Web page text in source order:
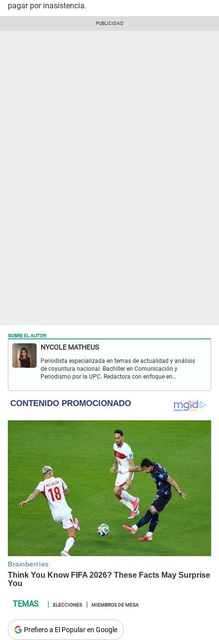
pagar por inasistencia.
SOBRE EL AUTOR:
NYCOLE MATHEUS
Periodista especializada en temas de actualidad y análisis
de coyuntura nacional. Bachiller en Comunicación y
Periodismo por la UPC. Redactora con enfoque en
revista Wapa.
ELECCIONES MIEMBROS DE MESA
Prefiero a El Popular en Google